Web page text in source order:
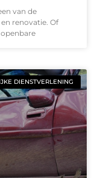
van de
renovatie. Of
DIENSTVERLENING